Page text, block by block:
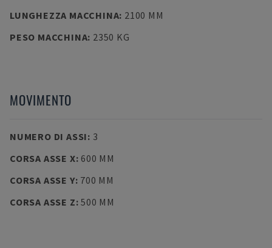
LUNGHEZZA MACCHINA: 2100 MM
PESO MACCHINA: 2350 KG
MOVIMENTO
NUMERO DI ASSI: 3
CORSA ASSE X: 600 MM
CORSA ASSE Y: 700 MM
CORSA ASSE Z:500 MM